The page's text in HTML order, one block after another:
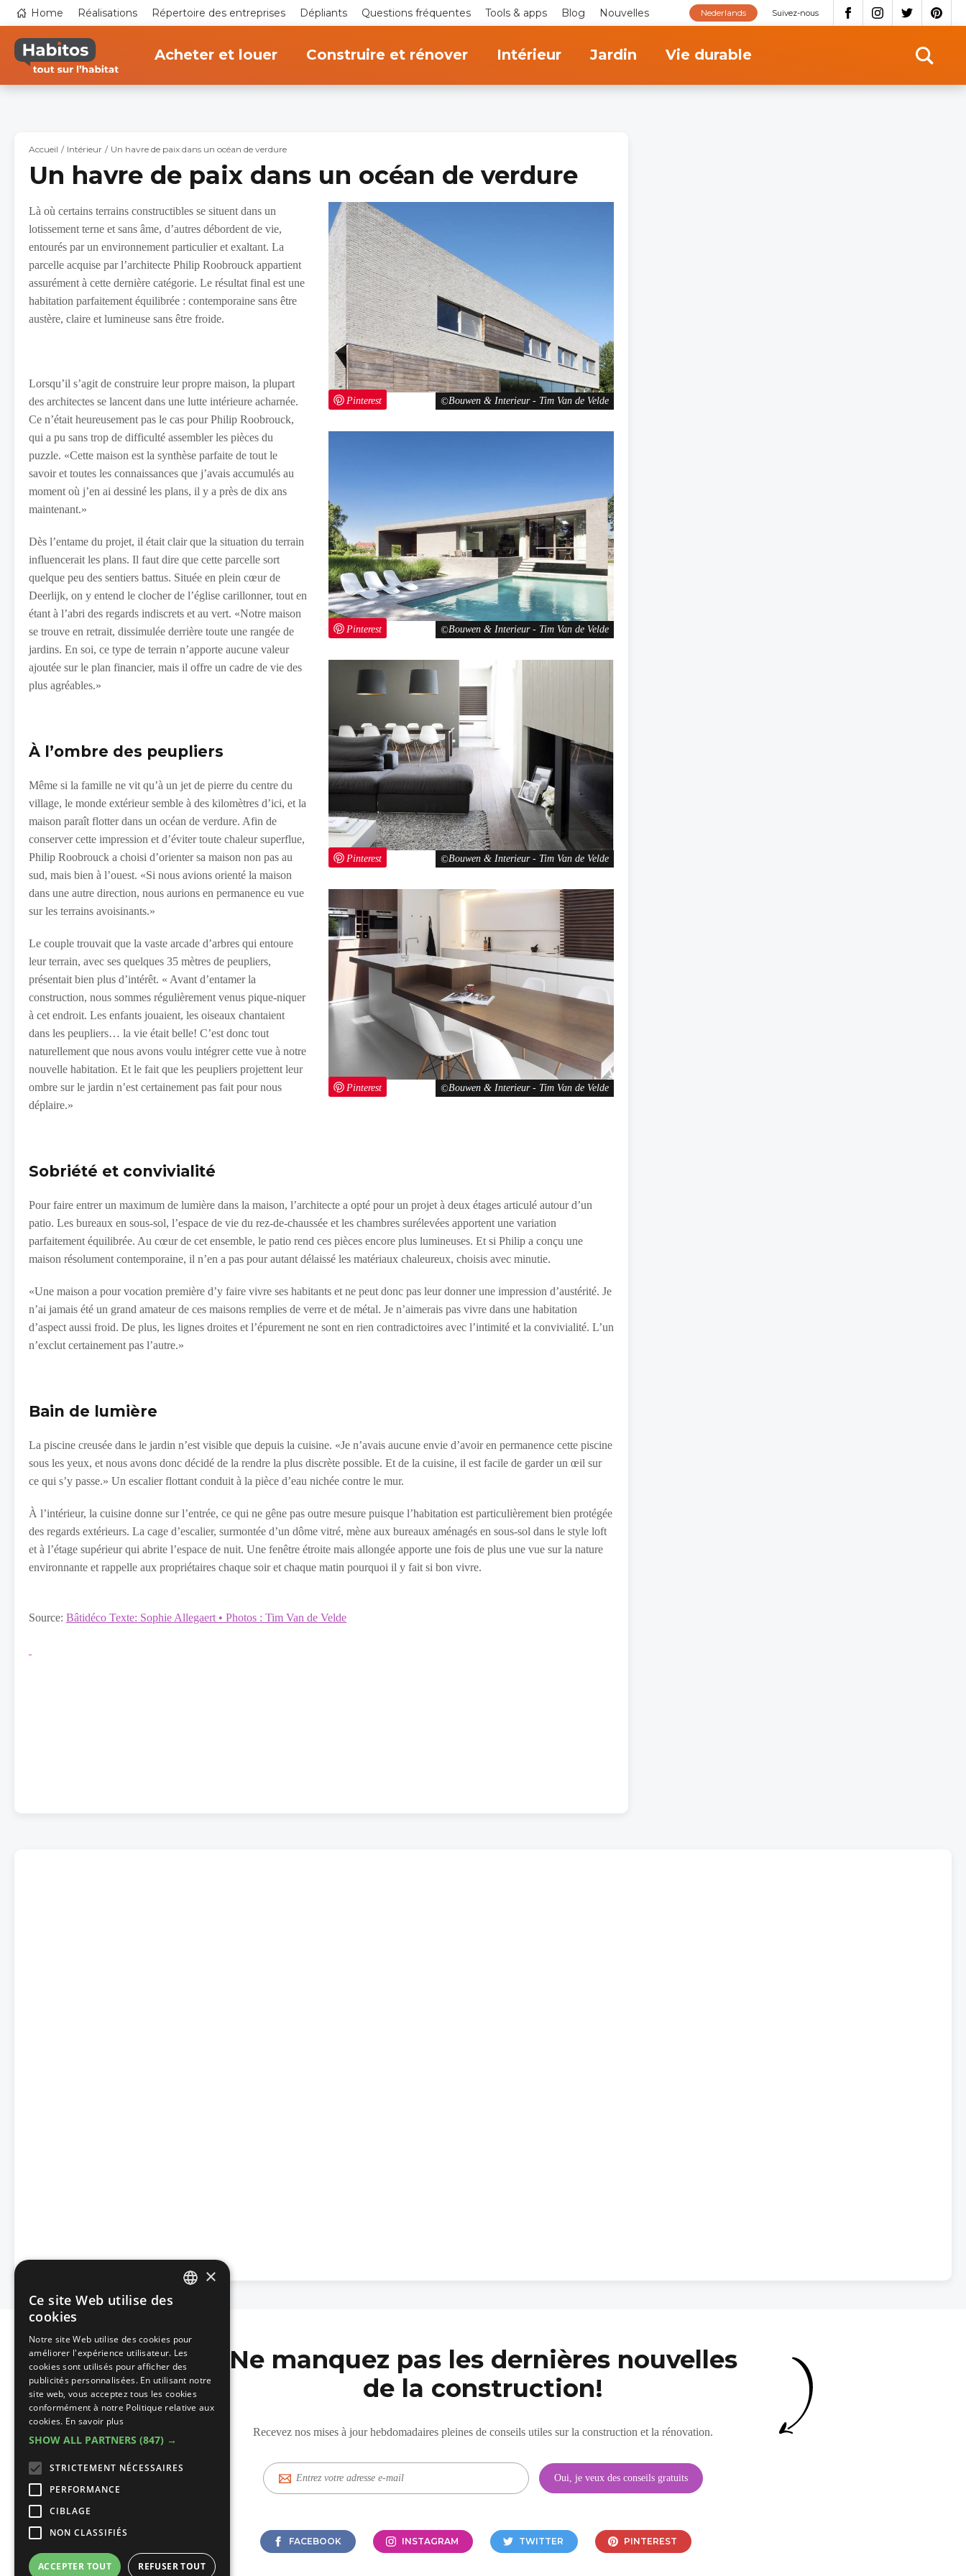
contenu
principal
Top
navigation
Home Réalisations Répertoire des entreprises Dépliants Questions fréquentes Tools & apps Blog Nouvelles Suivez-nous
Nederlands
Acheter et louer Construire et rénover Intérieur Jardin Vie durable
Accueil Intérieur Un havre de paix dans un océan de verdure
Un havre de paix dans un océan de verdure
Bouwen & Interieur - Tim Van de Velde
Pinterest
Bouwen & Interieur - Tim Van de Velde
Pinterest
Bouwen & Interieur - Tim Van de Velde
Pinterest
Bouwen & Interieur - Tim Van de Velde
Pinterest
Là où certains terrains constructibles se situent dans un
lotissement terne et sans âme, d’autres débordent de vie,
entourés par un environnement particulier et exaltant. La
parcelle acquise par l’architecte Philip Roobrouck appartient
assurément à cette dernière catégorie. Le résultat final est une
habitation parfaitement équilibrée : contemporaine sans être
austère, claire et lumineuse sans être froide.
Lorsqu’il s’agit de construire leur propre maison, la plupart
des architectes se lancent dans une lutte intérieure acharnée.
Ce n’était heureusement pas le cas pour Philip Roobrouck,
qui a pu sans trop de difficulté assembler les pièces du
puzzle. «Cette maison est la synthèse parfaite de tout le
savoir et toutes les connaissances que j’avais accumulés au
moment où j’en ai dessiné les plans, il y a près de dix ans
maintenant.»
Dès l’entame du projet, il était clair que la situation du terrain
influencerait les plans. Il faut dire que cette parcelle sort
quelque peu des sentiers battus. Située en plein cœur de
Deerlijk, on y entend le clocher de l’église carillonner, tout en
étant à l’abri des regards indiscrets et au vert. «Notre maison
se trouve en retrait, dissimulée derrière toute une rangée de
jardins. En soi, ce type de terrain n’apporte aucune valeur
ajoutée sur le plan financier, mais il offre un cadre de vie des
plus agréables.»
À l’ombre des peupliers
Même si la famille ne vit qu’à un jet de pierre du centre du
village, le monde extérieur semble à des kilomètres d’ici, et la
maison paraît flotter dans un océan de verdure. Afin de
conserver cette impression et d’éviter toute chaleur superflue,
Philip Roobrouck a choisi d’orienter sa maison non pas au
sud, mais bien à l’ouest. «Si nous avions orienté la maison
dans une autre direction, nous aurions en permanence eu vue
sur les terrains avoisinants.»
Le couple trouvait que la vaste arcade d’arbres qui entoure
leur terrain, avec ses quelques 35 mètres de peupliers,
présentait bien plus d’intérêt. « Avant d’entamer la
construction, nous sommes régulièrement venus pique-niquer
à cet endroit. Les enfants jouaient, les oiseaux chantaient
dans les peupliers… la vie était belle! C’est donc tout
naturellement que nous avons voulu intégrer cette vue à notre
nouvelle habitation. Et le fait que les peupliers projettent leur
ombre sur le jardin n’est certainement pas fait pour nous
déplaire.»
Sobriété et convivialité
Pour faire entrer un maximum de lumière dans la maison, l’architecte a opté pour un projet à deux étages articulé autour d’un
patio. Les bureaux en sous-sol, l’espace de vie du rez-de-chaussée et les chambres surélevées apportent une variation
parfaitement équilibrée. Au cœur de cet ensemble, le patio rend ces pièces encore plus lumineuses. Et si Philip a conçu une
maison résolument contemporaine, il n’en a pas pour autant délaissé les matériaux chaleureux, choisis avec minutie.
«Une maison a pour vocation première d’y faire vivre ses habitants et ne peut donc pas leur donner une impression d’austérité. Je
n’ai jamais été un grand amateur de ces maisons remplies de verre et de métal. Je n’aimerais pas vivre dans une habitation
d’aspect aussi froid. De plus, les lignes droites et l’épurement ne sont en rien contradictoires avec l’intimité et la convivialité. L’un
n’exclut certainement pas l’autre.»
Bain de lumière
La piscine creusée dans le jardin n’est visible que depuis la cuisine. «Je n’avais aucune envie d’avoir en permanence cette piscine
sous les yeux, et nous avons donc décidé de la rendre la plus discrète possible. Et de la cuisine, il est facile de garder un œil sur
ce qui s’y passe.» Un escalier flottant conduit à la pièce d’eau nichée contre le mur.
À l’intérieur, la cuisine donne sur l’entrée, ce qui ne gêne pas outre mesure puisque l’habitation est particulièrement bien protégée
des regards extérieurs. La cage d’escalier, surmontée d’un dôme vitré, mène aux bureaux aménagés en sous-sol dans le style loft
et à l’étage supérieur qui abrite l’espace de nuit. Une fenêtre étroite mais allongée apporte une fois de plus une vue sur la nature
environnante et rappelle aux propriétaires chaque soir et chaque matin pourquoi il y fait si bon vivre.
Source: Bâtidéco Texte: Sophie Allegaert • Photos : Tim Van de Velde
Ne manquez pas les dernières nouvelles
de la construction!
Recevez nos mises à jour hebdomadaires pleines de conseils utiles sur la construction et la rénovation.
E-
mail
FACEBOOK INSTAGRAM TWITTER PINTEREST
×
Ce site Web utilise des
cookies
Notre site Web utilise des cookies pour
améliorer l'expérience utilisateur. Les
cookies sont utilisés pour afficher des
publicités personnalisées. En utilisant notre
site web, vous acceptez tous les cookies
conformément à notre Politique relative aux
cookies. En savoir plus
SHOW ALL PARTNERS (847) →
STRICTEMENT NÉCESSAIRES
PERFORMANCE
CIBLAGE
NON CLASSIFIÉS
ACCEPTER TOUT REFUSER TOUT